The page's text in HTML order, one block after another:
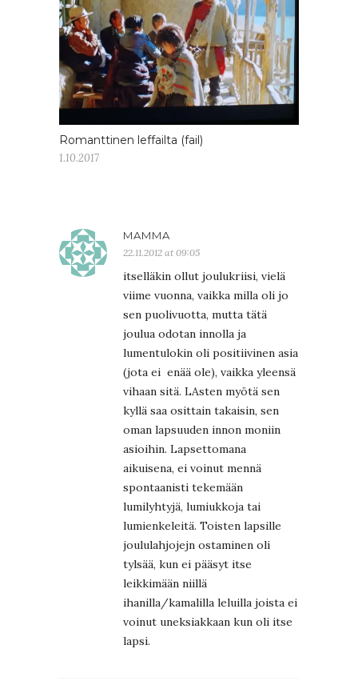
Romanttinen leffailta (fail)
1.10.2017
MAMMA
22.11.2012 at 09:05
itselläkin ollut joulukriisi, vielä
viime vuonna, vaikka milla oli jo
sen puolivuotta, mutta tätä
joulua odotan innolla ja
lumentulokin oli positiivinen asia
(jota ei enää ole), vaikka yleensä
vihaan sitä. LAsten myötä sen
kyllä saa osittain takaisin, sen
oman lapsuuden innon moniin
asioihin. Lapsettomana
aikuisena, ei voinut mennä
spontaanisti tekemään
lumilyhtyjä, lumiukkoja tai
lumienkeleitä. Toisten lapsille
joululahjojejn ostaminen oli
tylsää, kun ei pääsyt itse
leikkimään niillä
ihanilla/kamalilla leluilla joista ei
voinut uneksiakkaan kun oli itse
lapsi.